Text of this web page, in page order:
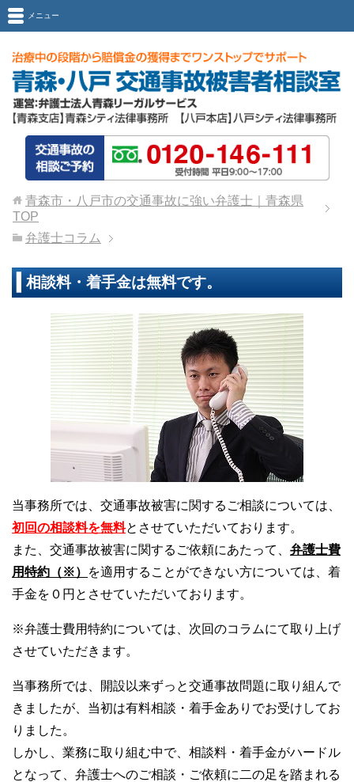
メニュー
青森市・八戸市の交通事故に強い弁護士｜青森県
TOP
弁護士コラム
相談料・着手金は無料です。
当事務所では、交通事故被害に関するご相談については、
初回の相談料を無料とさせていただいております。
また、交通事故被害に関するご依頼にあたって、 弁護士費
用特約（※）
を適用することができない方については、着
手金を０円とさせていただいております。
※弁護士費用特約については、次回のコラムにて取り上げ
させていただきます。
当事務所では、開設以来ずっと交通事故問題に取り組んで
きましたが、当初は有料相談・着手金ありでお受けしてお
りました。
しかし、業務に取り組む中で、相談料・着手金がハードル
となって、弁護士へのご相談・ご依頼に二の足を踏まれる